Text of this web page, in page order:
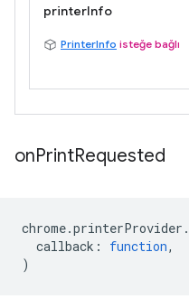
printerInfo
PrinterInfo isteğe bağlı
onPrintRequested
chrome.printerProvider .
callback : function,
)